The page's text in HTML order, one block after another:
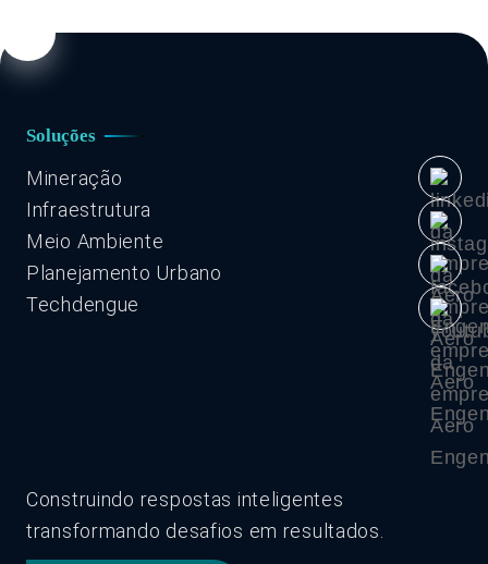
Construindo respostas inteligentes
transformando desafios em resultados.
Soluções
Mineração
Infraestrutura
Meio Ambiente
Planejamento Urbano
Techdengue